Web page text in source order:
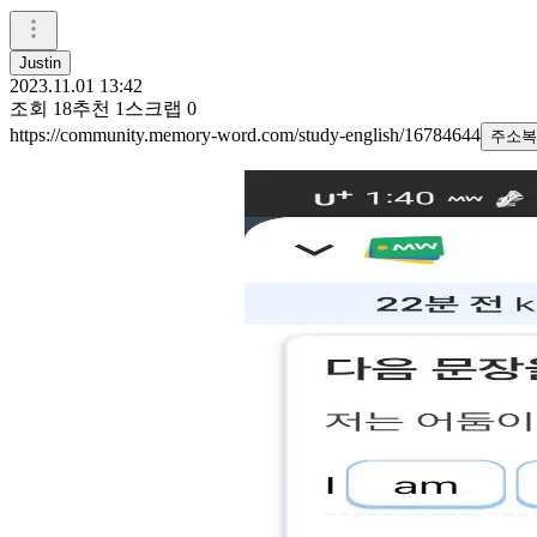
Justin
2023.11.01 13:42
조회 18추천 1 스크랩 0
https://community.memory-word.com/study-english/16784644 주소